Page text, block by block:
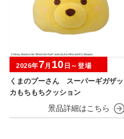
くまのプーさん スーパーギガザッ
カもちもちクッション
2026年7月 10 日～登場